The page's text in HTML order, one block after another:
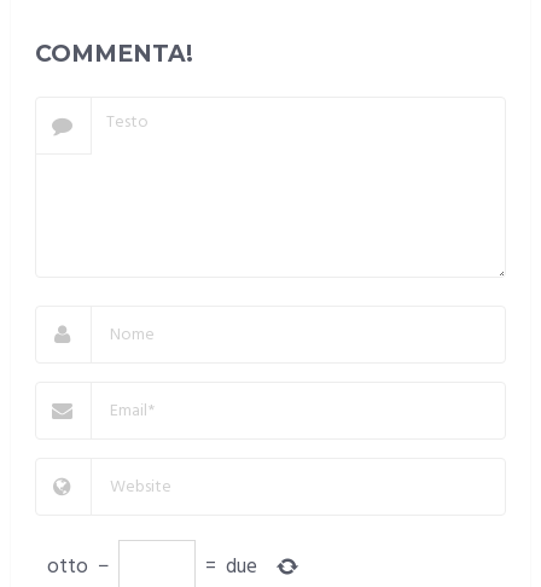
COMMENTA!
otto − = due